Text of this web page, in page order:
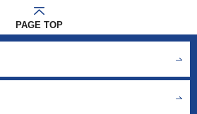
PAGE TOP